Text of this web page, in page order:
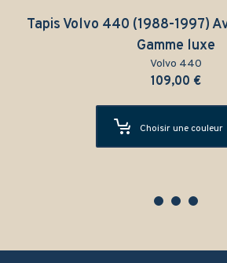
Tapis Volvo 440 (1988-1997)
Gamme luxe
Volvo 440
109,00 €
Choisir une couleur